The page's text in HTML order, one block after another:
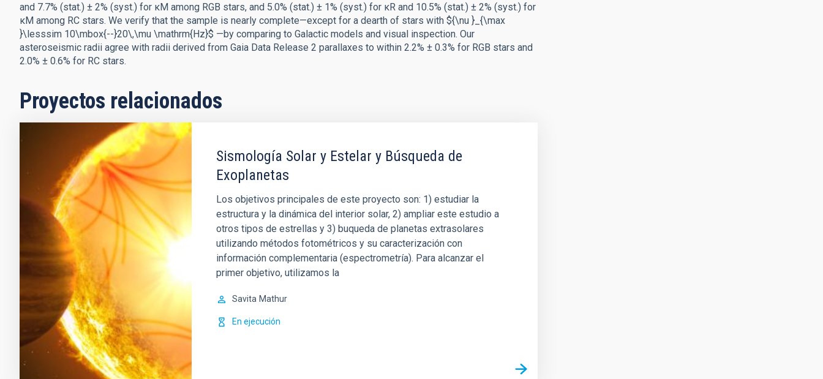
and 7.7% (stat.) ± 2% (syst.) for κM among RGB stars, and 5.0% (stat.) ± 1% (syst.) for κR and 10.5% (stat.) ± 2% (syst.) for
κM among RC stars. We verify that the sample is nearly complete—except for a dearth of stars with ${\nu }_{\max
}\lesssim 10\mbox{--}20\,\mu \mathrm{Hz}$ —by comparing to Galactic models and visual inspection. Our
asteroseismic radii agree with radii derived from Gaia Data Release 2 parallaxes to within 2.2% ± 0.3% for RGB stars and
2.0% ± 0.6% for RC stars.
Proyectos relacionados
Sismología Solar y Estelar y Búsqueda de
Exoplanetas
Los objetivos principales de este proyecto son: 1) estudiar la
estructura y la dinámica del interior solar, 2) ampliar este estudio a
otros tipos de estrellas y 3) buqueda de planetas extrasolares
utilizando métodos fotométricos y su caracterización con
información complementaria (espectrometría). Para alcanzar el
primer objetivo, utilizamos la
Savita Mathur
En ejecución